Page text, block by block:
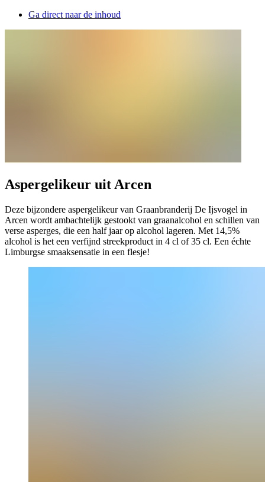
Ga direct naar de inhoud
Aspergelikeur uit Arcen
Deze bijzondere aspergelikeur van Graanbranderij De Ijsvogel in
Arcen wordt ambachtelijk gestookt van graanalcohol en schillen van
verse asperges, die een half jaar op alcohol lageren. Met 14,5%
alcohol is het een verfijnd streekproduct in 4 cl of 35 cl. Een échte
Limburgse smaaksensatie in een flesje!